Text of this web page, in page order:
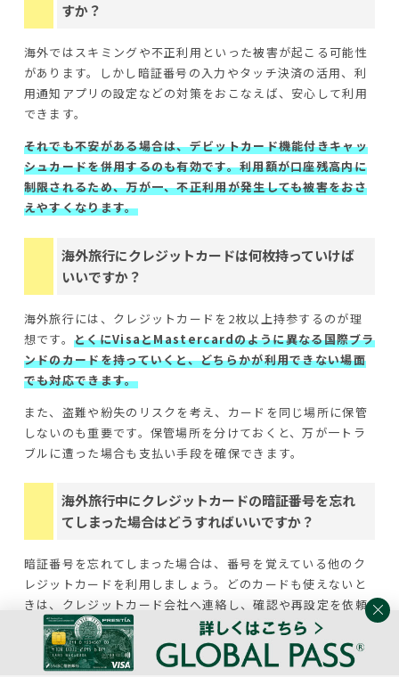
すか？
海外ではスキミングや不正利用といった被害が起こる可能性
があります。しかし暗証番号の入力やタッチ決済の活用、利
用通知アプリの設定などの対策をおこなえば、安心して利用
できます。
それでも不安がある場合は、デビットカード機能付きキャッ
シュカードを併用するのも有効です。利用額が口座残高内に
制限されるため、万が一、不正利用が発生しても被害をおさ
えやすくなります。
海外旅行にクレジットカードは何枚持っていけば
いいですか？
海外旅行には、クレジットカードを2枚以上持参するのが理
想です。とくにVisaとMastercardのように異なる国際ブラ
ンドのカードを持っていくと、どちらかが利用できない場面
でも対応できます。
また、盗難や紛失のリスクを考え、カードを同じ場所に保管
しないのも重要です。保管場所を分けておくと、万が一トラ
ブルに遭った場合も支払い手段を確保できます。
海外旅行中にクレジットカードの暗証番号を忘れ
てしまった場合はどうすればいいですか？
暗証番号を忘れてしまった場合は、番号を覚えている他のク
レジットカードを利用しましょう。どのカードも使えないと
きは、クレジットカード会社へ連絡し、確認や再設定を依頼
する必要があります。
カード会社によっては、日本語での対応が可能な海外サポー